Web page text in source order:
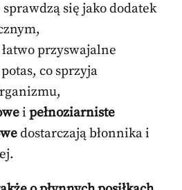
się jako dodatek
przyswajalne
co sprzyja
i pełnoziarniste
dostarczają błonnika i